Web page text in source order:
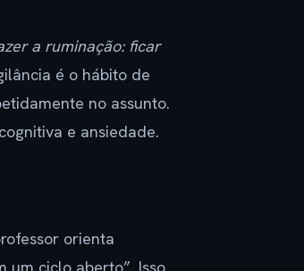
a ruminação: ficar
é o hábito de
no assunto.
e ansiedade.
orienta
um ciclo aberto”. Isso